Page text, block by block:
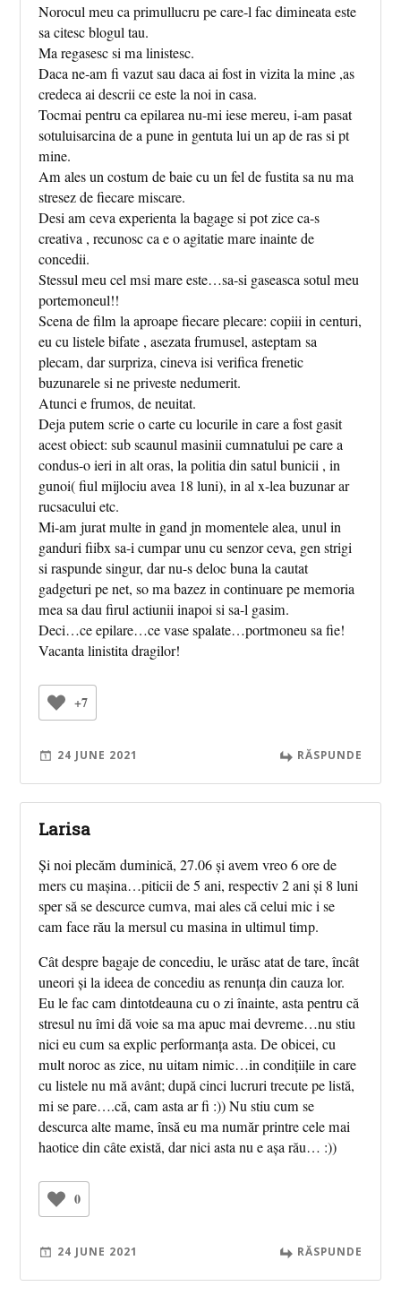
Norocul meu ca primullucru pe care-l fac dimineata este
sa citesc blogul tau.
Ma regasesc si ma linistesc.
Daca ne-am fi vazut sau daca ai fost in vizita la mine ,as
credeca ai descrii ce este la noi in casa.
Tocmai pentru ca epilarea nu-mi iese mereu, i-am pasat
sotuluisarcina de a pune in gentuta lui un ap de ras si pt
mine.
Am ales un costum de baie cu un fel de fustita sa nu ma
stresez de fiecare miscare.
Desi am ceva experienta la bagage si pot zice ca-s
creativa , recunosc ca e o agitatie mare inainte de
concedii.
Stessul meu cel msi mare este…sa-si gaseasca sotul meu
portemoneul!!
Scena de film la aproape fiecare plecare: copiii in centuri,
eu cu listele bifate , asezata frumusel, asteptam sa
plecam, dar surpriza, cineva isi verifica frenetic
buzunarele si ne priveste nedumerit.
Atunci e frumos, de neuitat.
Deja putem scrie o carte cu locurile in care a fost gasit
acest obiect: sub scaunul masinii cumnatului pe care a
condus-o ieri in alt oras, la politia din satul bunicii , in
gunoi( fiul mijlociu avea 18 luni), in al x-lea buzunar ar
rucsacului etc.
Mi-am jurat multe in gand jn momentele alea, unul in
ganduri fiibx sa-i cumpar unu cu senzor ceva, gen strigi
si raspunde singur, dar nu-s deloc buna la cautat
gadgeturi pe net, so ma bazez in continuare pe memoria
mea sa dau firul actiunii inapoi si sa-l gasim.
Deci…ce epilare…ce vase spalate…portmoneu sa fie!
Vacanta linistita dragilor!
+7
24 JUNE 2021 RĂSPUNDE
Larisa
Și noi plecăm duminică, 27.06 și avem vreo 6 ore de
mers cu mașina…piticii de 5 ani, respectiv 2 ani și 8 luni
sper să se descurce cumva, mai ales că celui mic i se
cam face rău la mersul cu masina in ultimul timp.
Cât despre bagaje de concediu, le urăsc atat de tare, încât
uneori și la ideea de concediu as renunța din cauza lor.
Eu le fac cam dintotdeauna cu o zi înainte, asta pentru că
stresul nu îmi dă voie sa ma apuc mai devreme…nu stiu
nici eu cum sa explic performanța asta. De obicei, cu
mult noroc as zice, nu uitam nimic…in condițiile in care
cu listele nu mă avânt; după cinci lucruri trecute pe listă,
mi se pare….că, cam asta ar fi :)) Nu stiu cum se
descurca alte mame, însă eu ma număr printre cele mai
haotice din câte există, dar nici asta nu e așa rău… :))
0
24 JUNE 2021 RĂSPUNDE